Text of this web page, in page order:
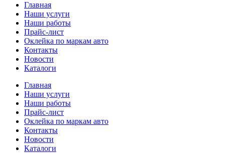
Главная
Наши услуги
Наши работы
Прайс-лист
Оклейка по маркам авто
Контакты
Новости
Каталоги
Главная
Наши услуги
Наши работы
Прайс-лист
Оклейка по маркам авто
Контакты
Новости
Каталоги